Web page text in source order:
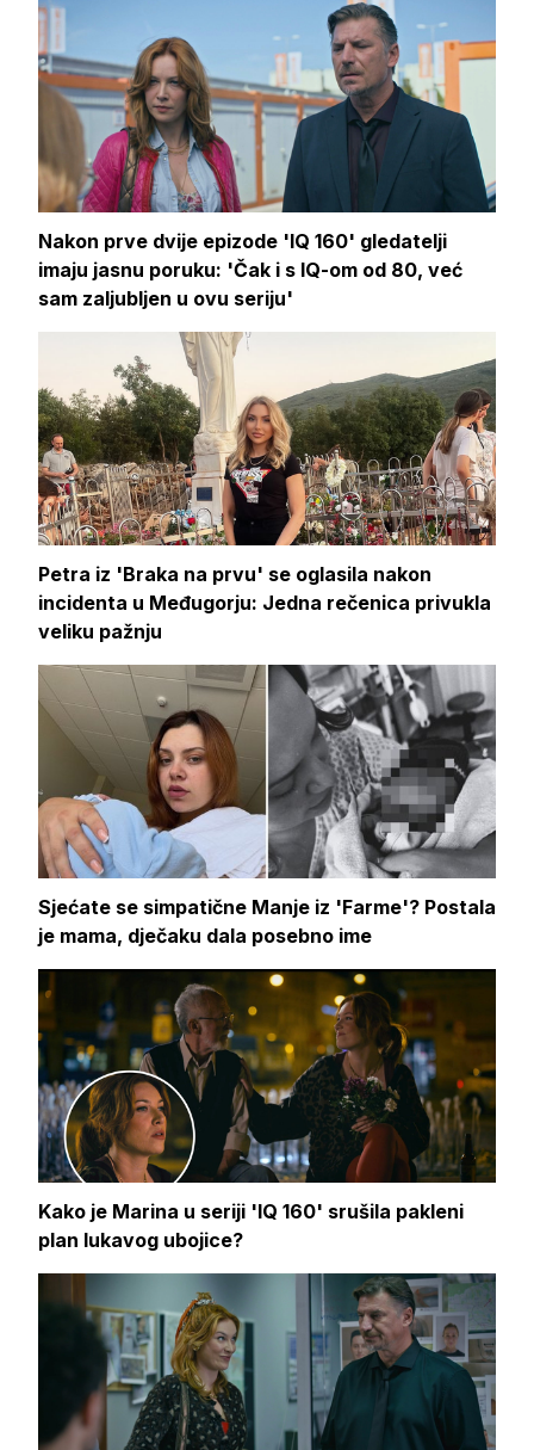
Nakon prve dvije epizode 'IQ 160' gledatelji
imaju jasnu poruku: 'Čak i s IQ-om od 80, već
sam zaljubljen u ovu seriju'
Petra iz 'Braka na prvu' se oglasila nakon
incidenta u Međugorju: Jedna rečenica privukla
veliku pažnju
Sjećate se simpatične Manje iz 'Farme'? Postala
je mama, dječaku dala posebno ime
Kako je Marina u seriji 'IQ 160' srušila pakleni
plan lukavog ubojice?